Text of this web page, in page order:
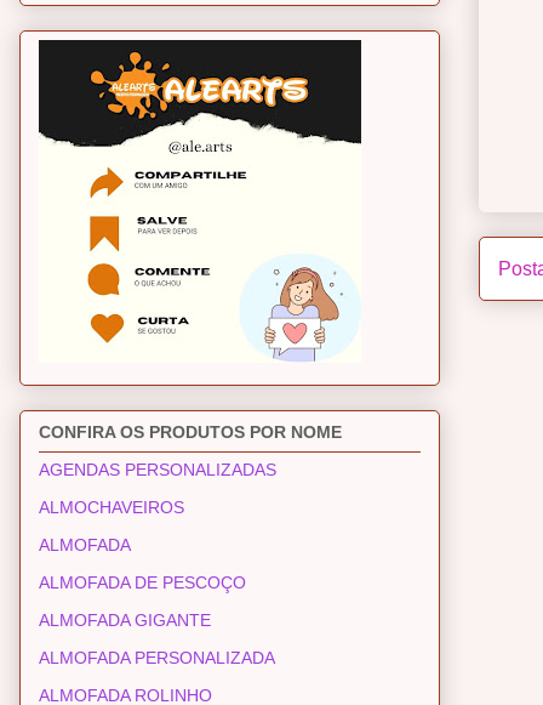
CONFIRA OS PRODUTOS POR NOME
AGENDAS PERSONALIZADAS
ALMOCHAVEIROS
ALMOFADA
ALMOFADA DE PESCOÇO
ALMOFADA GIGANTE
ALMOFADA PERSONALIZADA
ALMOFADA ROLINHO